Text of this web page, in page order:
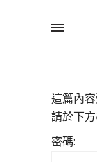
這篇內
請於下
密碼: